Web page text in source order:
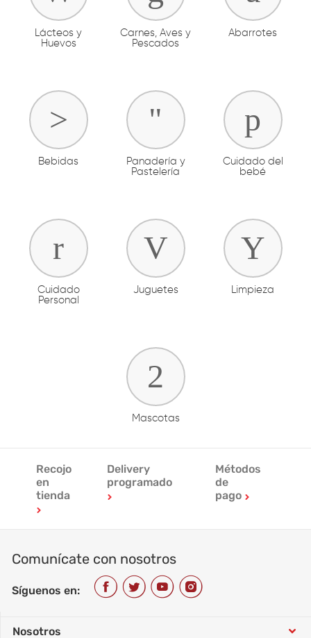
Lácteos y
Huevos
Carnes, Aves y
Pescados
Abarrotes
Bebidas
Panadería y
Pastelería
Cuidado del
bebé
Cuidado
Personal
Juguetes Limpieza
Mascotas
Recojo
en
tienda
Delivery
programado
Métodos
de
pago
Comunícate con nosotros
Síguenos en:
Nosotros